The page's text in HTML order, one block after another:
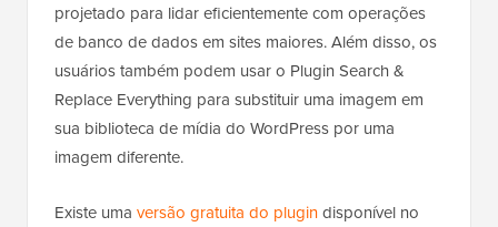
projetado para lidar eficientemente com operações
de banco de dados em sites maiores. Além disso, os
usuários também podem usar o Plugin Search &
Replace Everything para substituir uma imagem em
sua biblioteca de mídia do WordPress por uma
imagem diferente.
Existe uma versão gratuita do plugindisponível no